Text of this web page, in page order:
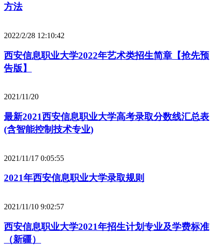
方法
2022/2/28 12:10:42
西安信息职业大学2022年艺术类招生简章【抢先预
告版】
2021/11/20
最新2021西安信息职业大学高考录取分数线汇总表
(含智能控制技术专业)
2021/11/17 0:05:55
2021年西安信息职业大学录取规则
2021/11/10 9:02:57
西安信息职业大学2021年招生计划专业及学费标准
（新疆）